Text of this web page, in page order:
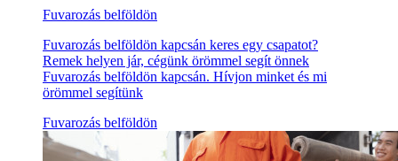
Fuvarozás belföldön
Fuvarozás belföldön kapcsán keres egy csapatot?
Remek helyen jár, cégünk örömmel segít önnek
Fuvarozás belföldön kapcsán. Hívjon minket és mi
örömmel segítünk
Fuvarozás belföldön